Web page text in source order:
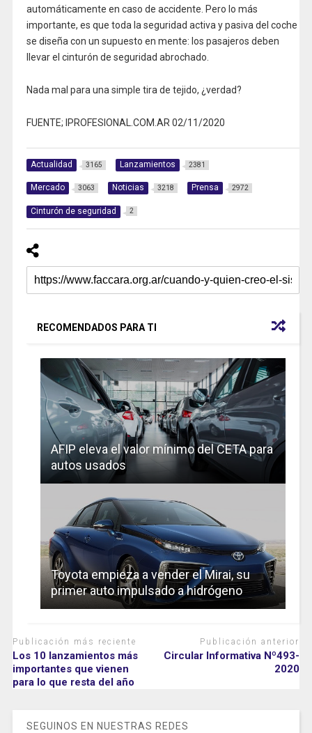
automáticamente en caso de accidente. Pero lo más
importante, es que toda la seguridad activa y pasiva del coche
se diseña con un supuesto en mente: los pasajeros deben
llevar el cinturón de seguridad abrochado.
Nada mal para una simple tira de tejido, ¿verdad?
FUENTE; IPROFESIONAL.COM.AR 02/11/2020
Actualidad 3165 Lanzamientos 2381
Mercado 3063 Noticias 3218 Prensa 2972
Cinturón de seguridad 2
RECOMENDADOS PARA TI
AFIP eleva el valor mínimo del CETA para
autos usados
Toyota empieza a vender el Mirai, su
primer auto impulsado a hidrógeno
Publicación más reciente
Los 10 lanzamientos más
importantes que vienen
para lo que resta del año
Publicación anterior
Circular Informativa Nº493-
2020
SEGUINOS EN NUESTRAS REDES